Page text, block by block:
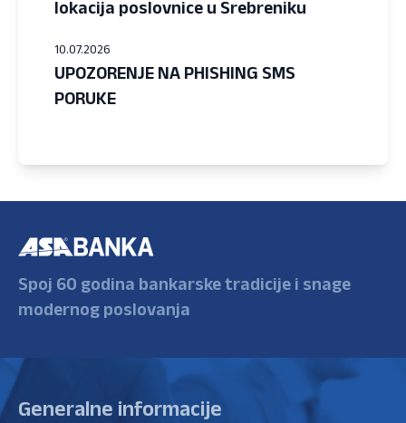
lokacija poslovnice u Srebreniku
10.07.2026
UPOZORENJE NA PHISHING SMS
PORUKE
Spoj 60 godina bankarske tradicije i snage
modernog poslovanja
Generalne informacije